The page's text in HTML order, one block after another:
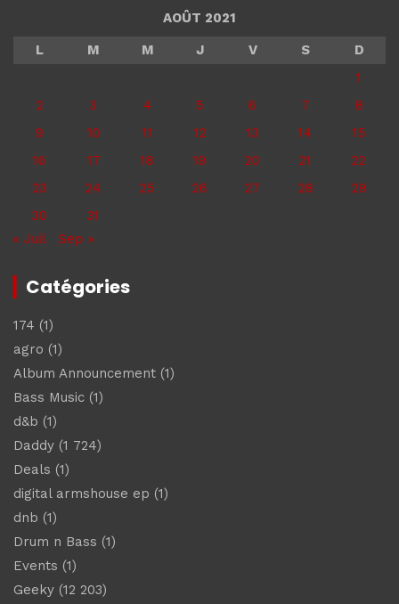
AOÛT 2021
L
M M J V S
D
1
2
3 4 5 6 7
8
9
10 11 12 13 14
15
16
17 18 19 20 21
22
23
24 25 26 27 28
29
30
31
« Juil
Sep »
Catégories
174 (1)
agro (1)
Album Announcement (1)
Bass Music (1)
d&b (1)
Daddy (1 724)
Deals (1)
digital armshouse ep (1)
dnb (1)
Drum n Bass (1)
Events (1)
Geeky (12 203)